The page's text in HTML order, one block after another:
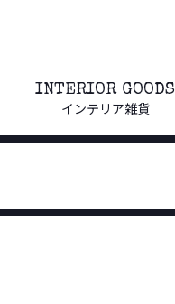
INTERIOR GOODS
インテリア雑貨